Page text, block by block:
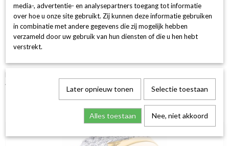
Halo Ring Rond 30-0.25 /1-0.30 G si 18k 750 geel goud
€ 2.499,00
media-, advertentie- en analysepartners toegang tot informatie
over hoe u onze site gebruikt. Zij kunnen deze informatie gebruiken
in combinatie met andere gegevens die zij mogelijk hebben
verzameld door uw gebruik van hun diensten of die u hen hebt
verstrekt.
Later opnieuw tonen Selectie toestaan
Alles toestaan Nee, niet akkoord